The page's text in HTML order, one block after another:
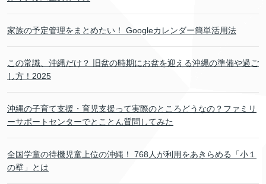
家族の予定管理をまとめたい！ Googleカレンダー簡単活用法
この常識、沖縄だけ？ 旧盆の時期にお盆を迎える沖縄の準備や過ご
し方！2025
沖縄の子育て支援・育児支援って実際のところどうなの？ファミリ
ーサポートセンターでとことん質問してみた
全国学童の待機児童上位の沖縄！ 768人が利用をあきらめる「小１
の壁」とは